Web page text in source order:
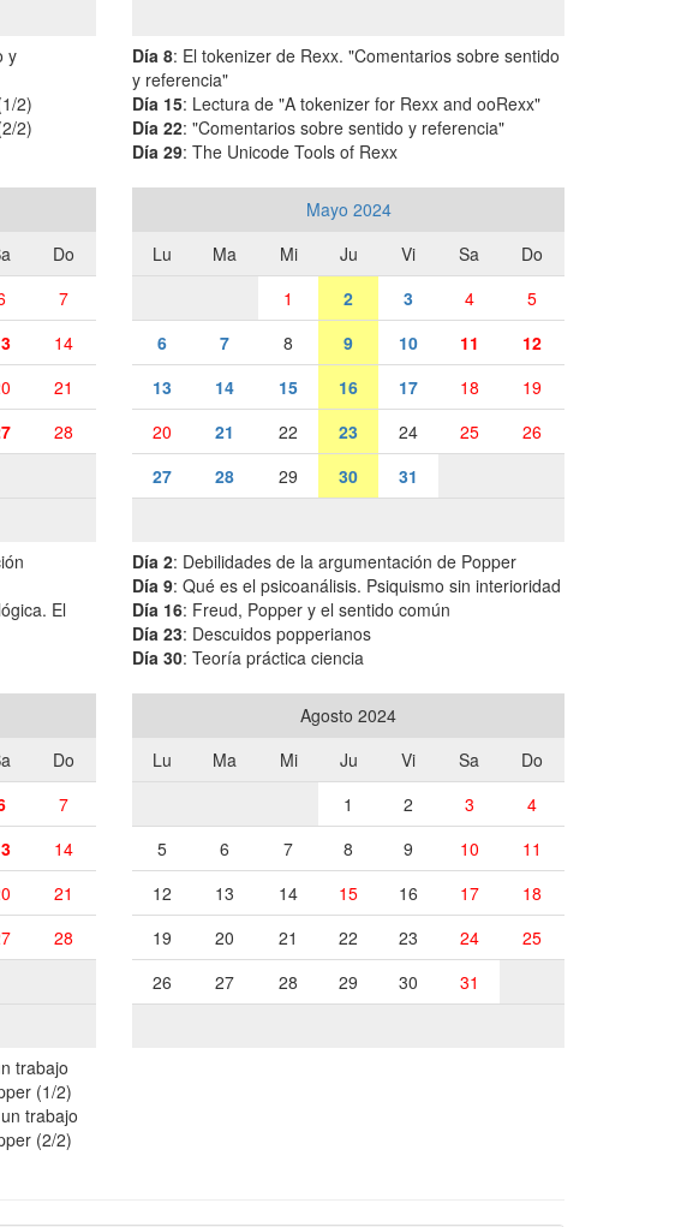
y
2)
2)
Día 8: El tokenizer de Rexx. "Comentarios sobre sentido
y referencia"
Día 15: Lectura de "A tokenizer for Rexx and ooRexx"
Día 22: "Comentarios sobre sentido y referencia"
Día 29: The Unicode Tools of Rexx
Do
7
14
21
28
El
Mayo 2024
Lu
Ma Mi Ju Vi Sa
Do
1
2 3 4
5
6
7 8 9 10 11
12
13
14 15 16 17 18
19
20
21 22 23 24 25
26
27
28 29 30 31
Día 2: Debilidades de la argumentación de Popper
Día 9: Qué es el psicoanálisis. Psiquismo sin interioridad
Día 16: Freud, Popper y el sentido común
Día 23: Descuidos popperianos
Día 30: Teoría práctica ciencia
Do
7
14
21
28
trabajo
(1/2)
trabajo
(2/2)
Agosto 2024
Lu
Ma Mi Ju Vi Sa
Do
1
2 3
4
5
6 7 8 9 10
11
12
13 14 15 16 17
18
19
20 21 22 23 24
25
26
27 28 29 30 31